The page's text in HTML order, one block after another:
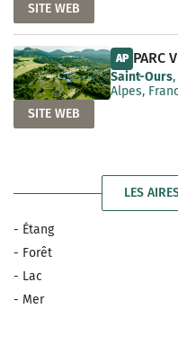
SITE WEB
AP PARC
Saint-Ours
Alpes,
SITE WEB
LES
- Étang
- Forêt
- Lac
- Mer